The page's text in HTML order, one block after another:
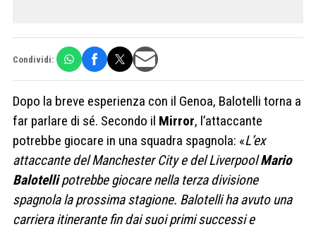
Condividi:
Dopo la breve esperienza con il Genoa, Balotelli torna a
far parlare di sé. Secondo il Mirror, l’attaccante
potrebbe giocare in una squadra spagnola: «L’ex
attaccante del Manchester City e del LiverpoolMario
Balotellipotrebbe giocare nella terza divisione
spagnola la prossima stagione. Balotelli ha avuto una
carriera itinerante fin dai suoi primi successi e